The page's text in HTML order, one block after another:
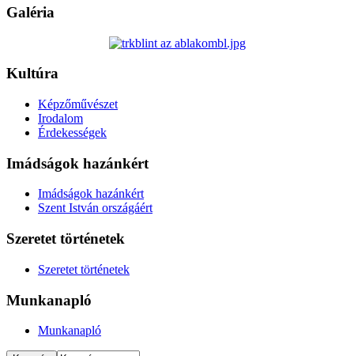
Galéria
Kultúra
Képzőművészet
Irodalom
Érdekességek
Imádságok hazánkért
Imádságok hazánkért
Szent István országáért
Szeretet történetek
Szeretet történetek
Munkanapló
Munkanapló